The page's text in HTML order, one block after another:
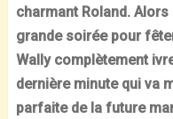
charmant Roland.
grande soirée pour
Wally complètement
dernière minute qui va
parfaite de la future